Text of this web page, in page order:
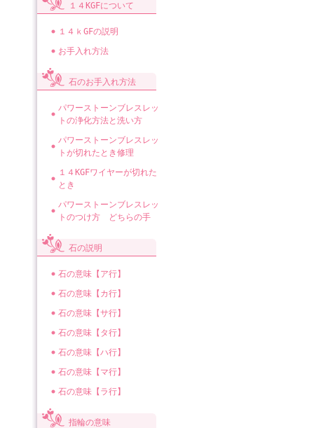
１４KGFについて
１４ｋGFの説明
お手入れ方法
石のお手入れ方法
パワーストーンブレスレッ
トの浄化方法と洗い方
パワーストーンブレスレッ
トが切れたとき修理
１４KGFワイヤーが切れた
とき
パワーストーンブレスレッ
トのつけ方 どちらの手
石の説明
石の意味【ア行】
石の意味【カ行】
石の意味【サ行】
石の意味【タ行】
石の意味【ハ行】
石の意味【マ行】
石の意味【ラ行】
指輪の意味